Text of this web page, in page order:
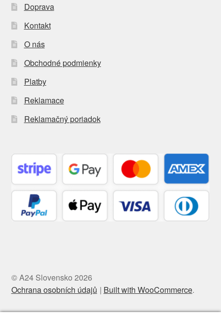
Doprava
Kontakt
O nás
Obchodné podmienky
Platby
Reklamace
Reklamačný poriadok
© A24 Slovensko 2026
Ochrana osobních údajů
Built with WooCommerce.